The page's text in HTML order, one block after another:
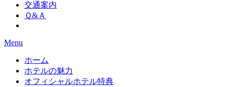
交通案内
Ｑ&Ａ
Menu
ホーム
ホテルの魅力
オフィシャルホテル特典